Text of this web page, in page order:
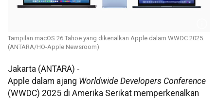
Tampilan macOS 26 Tahoe yang dikenalkan Apple dalam WWDC 2025.
(ANTARA/HO-Apple Newsroom)
Jakarta (ANTARA) -
Apple dalam ajang Worldwide Developers Conference
(WWDC) 2025 di Amerika Serikat memperkenalkan